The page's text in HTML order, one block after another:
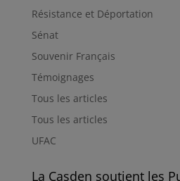
Résistance et Déportation
Sénat
Souvenir Français
Témoignages
Tous les articles
Tous les articles
UFAC
La Casden soutient les